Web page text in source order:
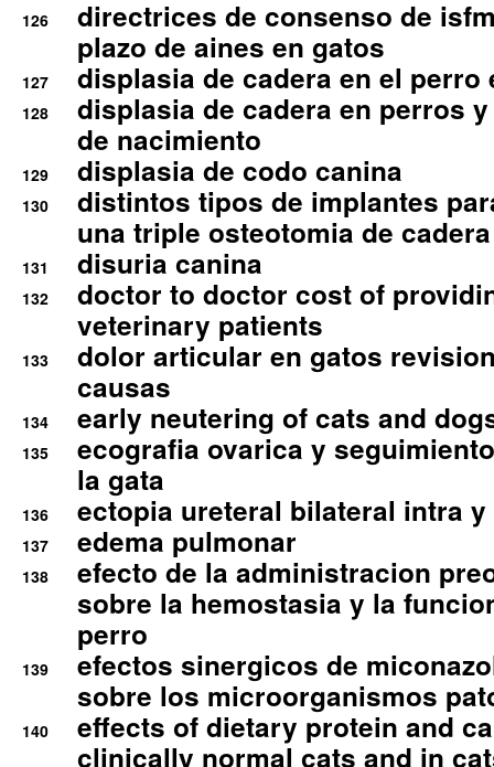
126
directrices de consenso de
plazo de aines en gatos
127 displasia de cadera en el perro
128
displasia de cadera en perros
de nacimiento
129 displasia de codo canina
130
distintos tipos de implantes
una triple osteotomia de cadera
131 disuria canina
132
doctor to doctor cost of
veterinary patients
133
dolor articular en gatos
causas
134 early neutering of cats and
135
ecografia ovarica y
la gata
136 ectopia ureteral bilateral intra
137 edema pulmonar
138
efecto de la administracion
sobre la hemostasia y la
perro
139
efectos sinergicos de
sobre los microorganismos
140
effects of dietary protein and
clinically normal cats and in